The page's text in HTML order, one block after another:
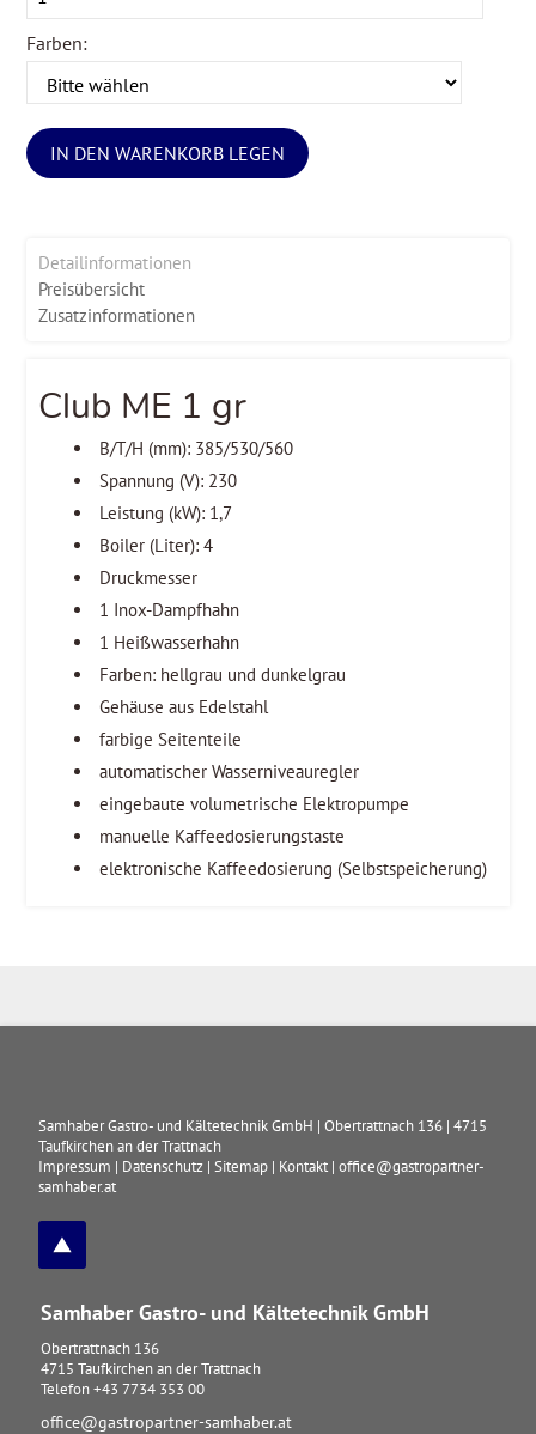
Farben:
IN DEN WARENKORB LEGEN
Detailinformationen
Preisübersicht
Zusatzinformationen
Club ME 1 gr
B/T/H (mm): 385/530/560
Spannung (V): 230
Leistung (kW): 1,7
Boiler (Liter): 4
Druckmesser
1 Inox-Dampfhahn
1 Heißwasserhahn
Farben: hellgrau und dunkelgrau
Gehäuse aus Edelstahl
farbige Seitenteile
automatischer Wasserniveauregler
eingebaute volumetrische Elektropumpe
manuelle Kaffeedosierungstaste
elektronische Kaffeedosierung (Selbstspeicherung)
Samhaber Gastro- und Kältetechnik GmbH |Obertrattnach 136 |4715
Taufkirchen an der Trattnach
Impressum | Datenschutz |Sitemap | Kontakt |office@gastropartner-
samhaber.at
Samhaber Gastro- und Kältetechnik GmbH
Obertrattnach 136
4715 Taufkirchen an der Trattnach
Telefon +43 7734 353 00
office@gastropartner-samhaber.at